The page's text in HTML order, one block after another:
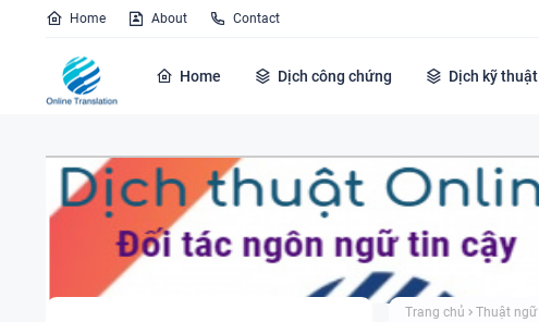
Home About Contact
Home Dịch công chứng Dịch kỹ thuật
Trang chủ Thuật ngữ